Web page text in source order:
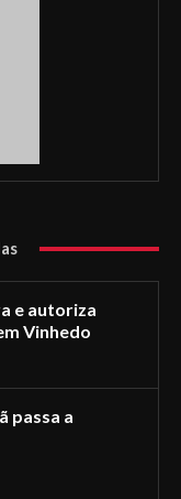
e autoriza
Vinhedo
passa a